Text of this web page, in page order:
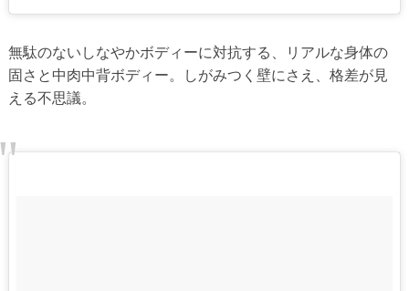
無駄のないしなやかボディーに対抗する、リアルな身体の
固さと中肉中背ボディー。しがみつく壁にさえ、格差が見
える不思議。